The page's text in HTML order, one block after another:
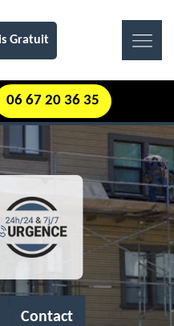
Gratuit
06 67 20 36 35
Contact